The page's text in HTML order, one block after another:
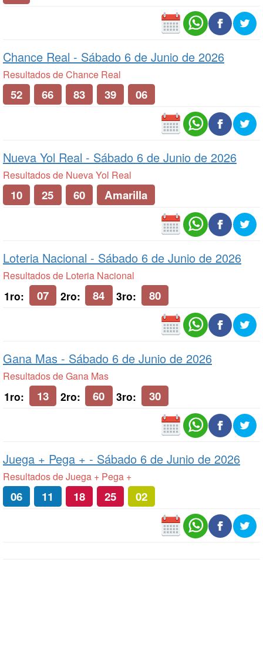
Chance Real - Sábado 6 de Junio de 2026
Resultados de Chance Real
52 66 83 39 06
Nueva Yol Real - Sábado 6 de Junio de 2026
Resultados de Nueva Yol Real
10 25 60 Amarilla
Loteria Nacional - Sábado 6 de Junio de 2026
Resultados de Loteria Nacional
1ro: 07 2ro: 84 3ro: 80
Gana Mas - Sábado 6 de Junio de 2026
Resultados de Gana Mas
1ro: 13 2ro: 60 3ro: 30
Juega + Pega + - Sábado 6 de Junio de 2026
Resultados de Juega + Pega +
06 11 18 25 02